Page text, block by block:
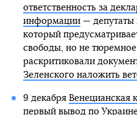
ответственность за
информации— депутаты
который
свободы, но не
раскритиковали
Зеленского наложить
9 декабря Венецианская
первый вывод по